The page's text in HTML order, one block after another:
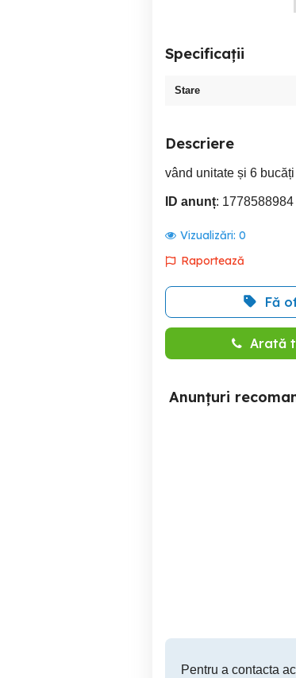
Specificații
Stare
Descriere
vând unitate și 6
ID anunț: 1778588984
Vizualizări: 0
Raportează
Fă
Arată
Anunțuri
Pentru a contacta